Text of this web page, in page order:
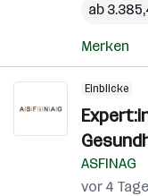
ab
Merken
Einblicke
ASFINAG
vor 4